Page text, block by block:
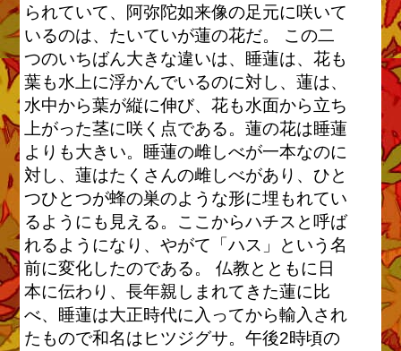
られていて、阿弥陀如来像の足元に咲いて
いるのは、たいていが蓮の花だ。 この二
つのいちばん大きな違いは、睡蓮は、花も
葉も水上に浮かんでいるのに対し、蓮は、
水中から葉が縦に伸び、花も水面から立ち
上がった茎に咲く点である。蓮の花は睡蓮
よりも大きい。睡蓮の雌しべが一本なのに
対し、蓮はたくさんの雌しべがあり、ひと
つひとつが蜂の巣のような形に埋もれてい
るようにも見える。ここからハチスと呼ば
れるようになり、やがて「ハス」という名
前に変化したのである。 仏教とともに日
本に伝わり、長年親しまれてきた蓮に比
べ、睡蓮は大正時代に入ってから輸入され
たもので和名はヒツジグサ。午後2時頃の